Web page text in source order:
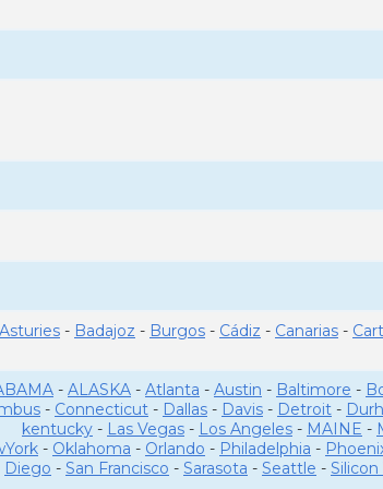
Asturies - Badajoz - Burgos - Cádiz - Canarias -
- ALASKA - Atlanta - Austin - Baltimore -
- Connecticut - Dallas - Davis - Detroit -
kentucky - Las Vegas - Los Angeles - MAINE -
- Oklahoma - Orlando - Philadelphia -
Diego - San Francisco - Sarasota - Seattle - Silicon